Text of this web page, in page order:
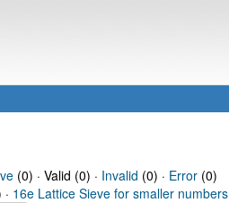
(0) · Valid (0) · Invalid (0) · Error(0)
16e Lattice Sieve for smaller numbers